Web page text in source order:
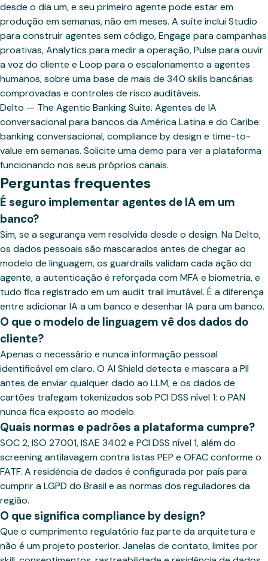
desde o dia um, e seu primeiro agente pode estar em
produção em semanas, não em meses. A suíte inclui Studio
para construir agentes sem código, Engage para campanhas
proativas, Analytics para medir a operação, Pulse para ouvir
a voz do cliente e Loop para o escalonamento a agentes
humanos, sobre uma base de mais de 340 skills bancárias
comprovadas e controles de risco auditáveis.
Delto — The Agentic Banking Suite. Agentes de IA
conversacional para bancos da América Latina e do Caribe:
banking conversacional, compliance by design e time-to-
value em semanas. Solicite uma demo para ver a plataforma
funcionando nos seus próprios canais.
Perguntas frequentes
É seguro implementar agentes de IA em um
banco?
Sim, se a segurança vem resolvida desde o design. Na Delto,
os dados pessoais são mascarados antes de chegar ao
modelo de linguagem, os guardrails validam cada ação do
agente, a autenticação é reforçada com MFA e biometria, e
tudo fica registrado em um audit trail imutável. É a diferença
entre adicionar IA a um banco e desenhar IA para um banco.
O que o modelo de linguagem vê dos dados do
cliente?
Apenas o necessário e nunca informação pessoal
identificável em claro. O AI Shield detecta e mascara a PII
antes de enviar qualquer dado ao LLM, e os dados de
cartões trafegam tokenizados sob PCI DSS nível 1: o PAN
nunca fica exposto ao modelo.
Quais normas e padrões a plataforma cumpre?
SOC 2, ISO 27001, ISAE 3402 e PCI DSS nível 1, além do
screening antilavagem contra listas PEP e OFAC conforme o
FATF. A residência de dados é configurada por país para
cumprir a LGPD do Brasil e as normas dos reguladores da
região.
O que significa compliance by design?
Que o cumprimento regulatório faz parte da arquitetura e
não é um projeto posterior. Janelas de contato, limites por